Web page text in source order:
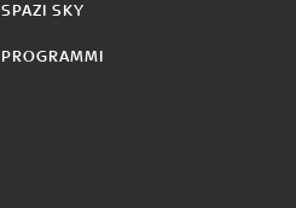
SPAZI SKY
PROGRAMMI